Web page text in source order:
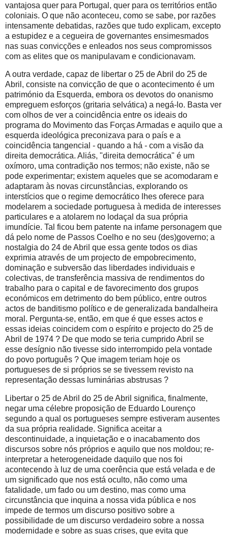
vantajosa quer para Portugal, quer para os territórios então
coloniais. O que não aconteceu, como se sabe, por razões
intensamente debatidas, razões que tudo explicam, excepto
a estupidez e a cegueira de governantes ensimesmados
nas suas convicções e enleados nos seus compromissos
com as elites que os manipulavam e condicionavam.
A outra verdade, capaz de libertar o 25 de Abril do 25 de
Abril, consiste na convicção de que o acontecimento é um
património da Esquerda, embora os devotos do onanismo
empreguem esforços (gritaria selvática) a negá-lo. Basta ver
com olhos de ver a coincidência entre os ideais do
programa do Movimento das Forças Armadas e aquilo que a
esquerda ideológica preconizava para o país e a
coincidência tangencial - quando a há - com a visão da
direita democrática. Aliás, "direita democrática" é um
oxímoro, uma contradição nos termos; não existe, não se
pode experimentar; existem aqueles que se acomodaram e
adaptaram às novas circunstâncias, explorando os
interstícios que o regime democrático lhes oferece para
modelarem a sociedade portuguesa à medida de interesses
particulares e a atolarem no lodaçal da sua própria
imundície. Tal ficou bem patente na infame personagem que
dá pelo nome de Passos Coelho e no seu (des)governo; a
nostalgia do 24 de Abril que essa gente todos os dias
exprimia através de um projecto de empobrecimento,
dominação e subversão das liberdades individuais e
colectivas, de transferência massiva de rendimentos do
trabalho para o capital e de favorecimento dos grupos
económicos em detrimento do bem público, entre outros
actos de banditismo político e de generalizada bandalheira
moral. Pergunta-se, então, em que é que esses actos e
essas ideias coincidem com o espírito e projecto do 25 de
Abril de 1974 ? De que modo se teria cumprido Abril se
esse desígnio não tivesse sido interrompido pela vontade
do povo português ? Que imagem teriam hoje os
portugueses de si próprios se se tivessem revisto na
representação dessas luminárias abstrusas ?
Libertar o 25 de Abril do 25 de Abril significa, finalmente,
negar uma célebre proposição de Eduardo Lourenço
segundo a qual os portugueses sempre estiveram ausentes
da sua própria realidade. Significa aceitar a
descontinuidade, a inquietação e o inacabamento dos
discursos sobre nós próprios e aquilo que nos moldou; re-
interpretar a heterogeneidade daquilo que nos foi
acontecendo à luz de uma coerência que está velada e de
um significado que nos está oculto, não como uma
fatalidade, um fado ou um destino, mas como uma
circunstância que inquina a nossa vida pública e nos
impede de termos um discurso positivo sobre a
possibilidade de um discurso verdadeiro sobre a nossa
modernidade e sobre as suas crises, que evita que